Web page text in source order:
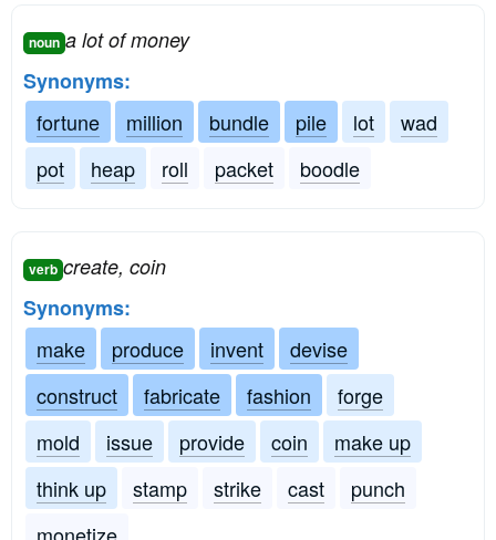
noun a lot of money
Synonyms:
fortune
million bundle pile lot
wad
pot
heap roll packet boodle
verb create, coin
Synonyms:
make
produce invent
devise
construct
fabricate fashion
forge
mold
issue provide coin
make up
think up
stamp strike cast
punch